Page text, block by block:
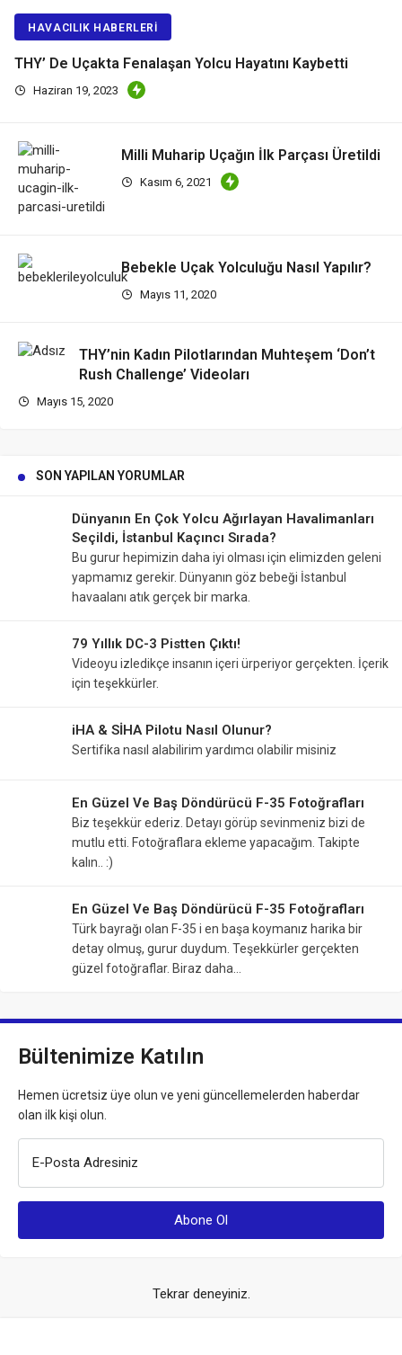
HAVACILIK HABERLERI
THY’ De Uçakta Fenalaşan Yolcu Hayatını Kaybetti
Haziran 19, 2023
Milli Muharip Uçağın İlk Parçası Üretildi
Kasım 6, 2021
Bebekle Uçak Yolculuğu Nasıl Yapılır?
Mayıs 11, 2020
THY’nin Kadın Pilotlarından Muhteşem ‘Don’t
Rush Challenge’ Videoları
Mayıs 15, 2020
SON YAPILAN YORUMLAR
Dünyanın En Çok Yolcu Ağırlayan Havalimanları
Seçildi, İstanbul Kaçıncı Sırada?
Bu gurur hepimizin daha iyi olması için elimizden geleni
yapmamız gerekir. Dünyanın göz bebeği İstanbul
havaalanı atık gerçek bir marka.
79 Yıllık DC-3 Pistten Çıktı!
Videoyu izledikçe insanın içeri ürperiyor gerçekten. İçerik
için teşekkürler.
iHA & SİHA Pilotu Nasıl Olunur?
Sertifika nasıl alabilirim yardımcı olabilir misiniz
En Güzel Ve Baş Döndürücü F-35 Fotoğrafları
Biz teşekkür ederiz. Detayı görüp sevinmeniz bizi de
mutlu etti. Fotoğraflara ekleme yapacağım. Takipte
kalın.. :)
En Güzel Ve Baş Döndürücü F-35 Fotoğrafları
Türk bayrağı olan F-35 i en başa koymanız harika bir
detay olmuş, gurur duydum. Teşekkürler gerçekten
güzel fotoğraflar. Biraz daha…
Bültenimize Katılın
Hemen ücretsiz üye olun ve yeni güncellemelerden haberdar
olan ilk kişi olun.
E-Posta Adresiniz
Tekrar deneyiniz.